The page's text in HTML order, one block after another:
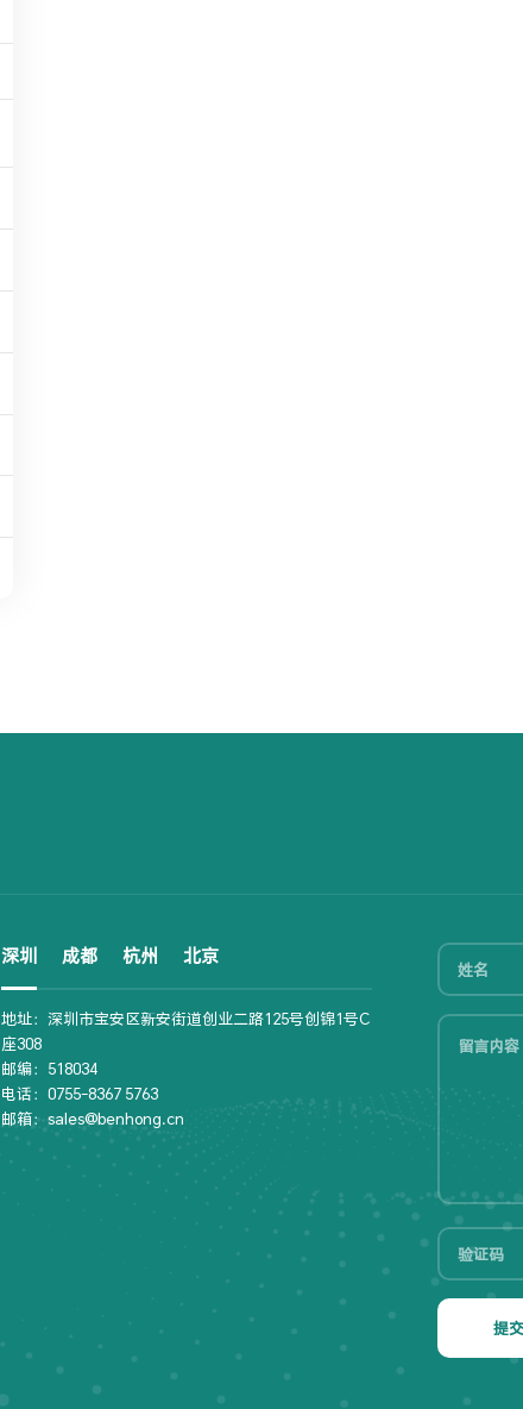
深圳 成都 杭州 北京
地址：深圳市宝安区新安街道创业二路125号创锦1号C
座308
邮编：518034
电话：0755-8367 5763
邮箱：sales@benhong.cn
提交